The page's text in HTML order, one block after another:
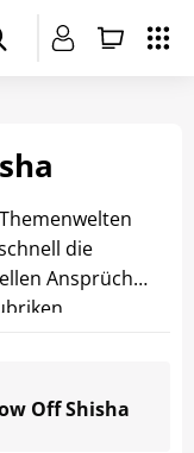
die
Ansprüche.
bequem zu
Shisha-
Off Shisha